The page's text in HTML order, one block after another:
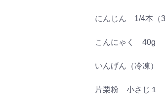
にんじん 1/4本（
こんにゃく 40g
いんげん（冷凍）
片栗粉 小さじ１